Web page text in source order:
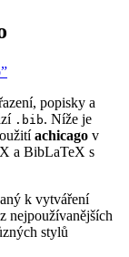
popisky a
.bib. Níže je
achicago v
a BibLaTeX s
k vytváření
nejpoužívanějších
stylů